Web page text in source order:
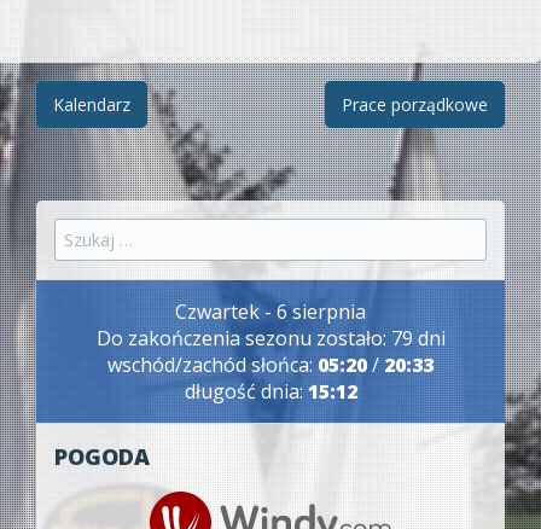
Zobacz
wpisy
Kalendarz Prace porządkowe
Szukaj:
Czwartek - 6 sierpnia
Do zakończenia sezonu zostało: 79 dni
wschód/zachód słońca: 05:20/ 20:33
długość dnia:15:12
POGODA